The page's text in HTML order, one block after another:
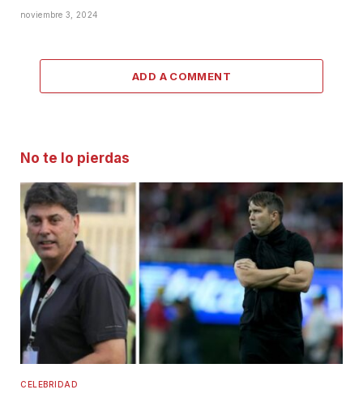
noviembre 3, 2024
ADD A COMMENT
No te lo pierdas
CELEBRIDAD